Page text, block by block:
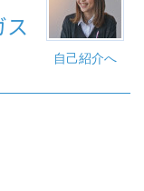
自己紹介へ